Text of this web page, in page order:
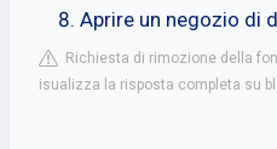
Aprire un negozio di
Richiesta di rimozione della
isualizza la risposta completa su